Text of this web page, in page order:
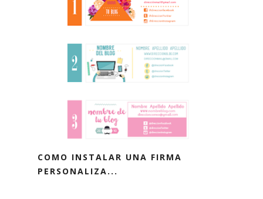
COMO INSTALAR UNA FIRMA
PERSONALIZA...